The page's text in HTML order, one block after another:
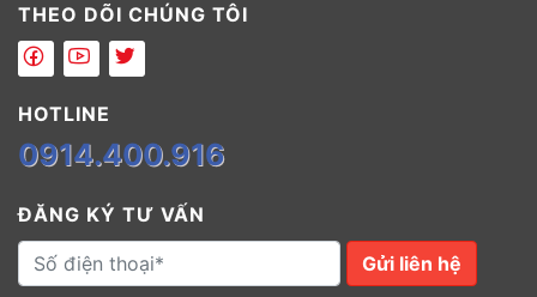
THEO DÕI CHÚNG TÔI
HOTLINE
0914.400.916
ĐĂNG KÝ TƯ VẤN
Gửi liên hệ